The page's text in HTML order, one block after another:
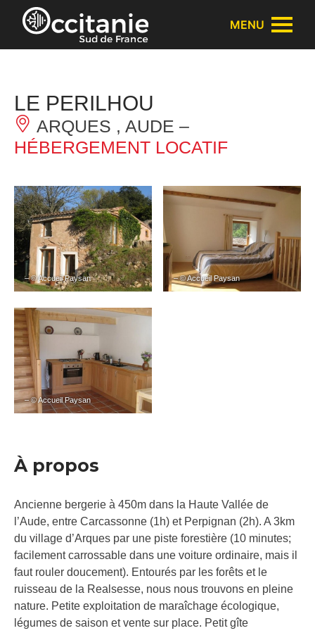
Panneau de gestion des cookies
MENU
LE PERILHOU
ARQUES , AUDE –
HÉBERGEMENT LOCATIF
– © Accueil Paysan – © Accueil Paysan
– © Accueil Paysan
À propos
Ancienne bergerie à 450m dans la Haute Vallée de
l’Aude, entre Carcassonne (1h) et Perpignan (2h). A 3km
du village d’Arques par une piste forestière (10 minutes;
facilement carrossable dans une voiture ordinaire, mais il
faut rouler doucement). Entourés par les forêts et le
ruisseau de la Realsesse, nous nous trouvons en pleine
nature. Petite exploitation de maraîchage écologique,
légumes de saison et vente sur place. Petit gîte